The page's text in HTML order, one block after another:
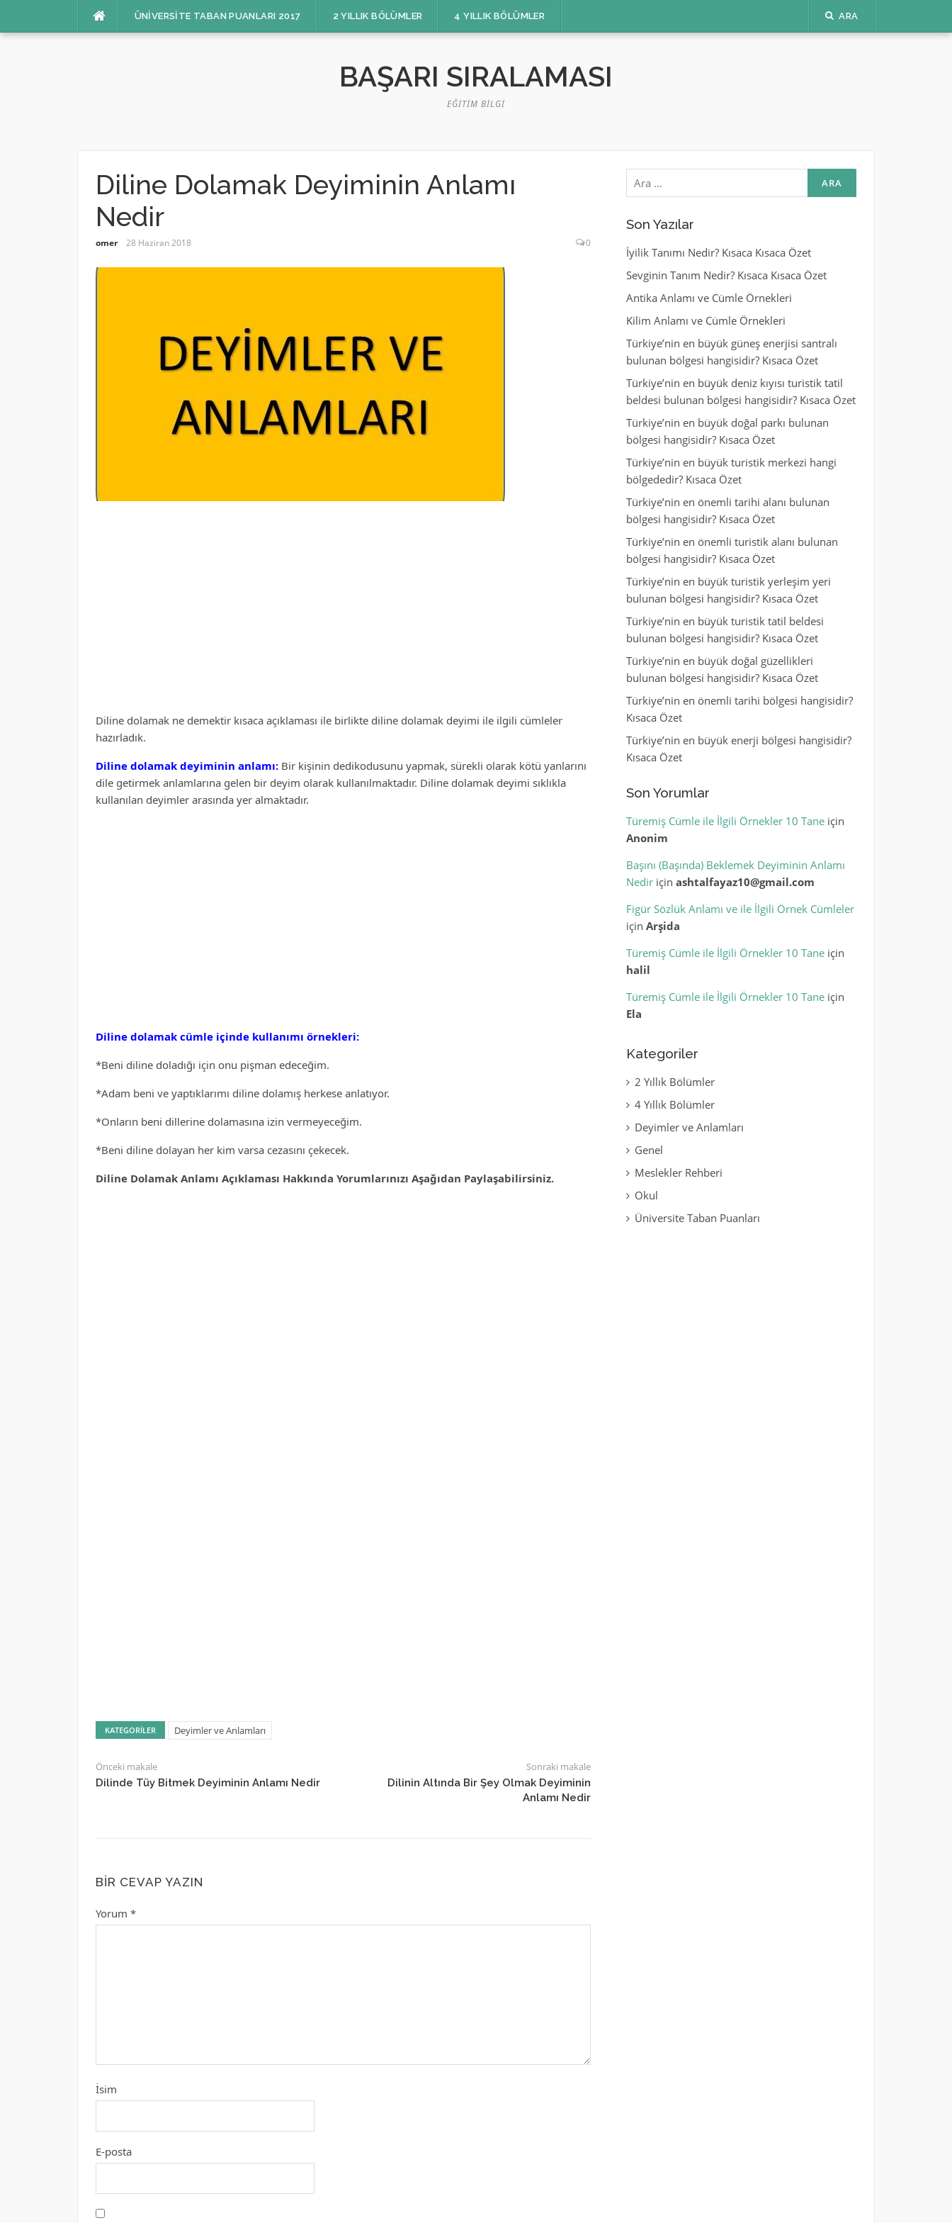
ÜNIVERSITE TABAN PUANLARI 2017 2 YILLIK BÖLÜMLER 4 YILLIK BÖLÜMLER ARA
BAŞARI SIRALAMASI
EĞITIM BILGI
Diline Dolamak Deyiminin Anlamı
Nedir
omer 28 Haziran 2018 0
Diline dolamak ne demektir kısaca açıklaması ile birlikte diline dolamak deyimi ile ilgili cümleler
hazırladık.
Diline dolamak deyiminin anlamı: Bir kişinin dedikodusunu yapmak, sürekli olarak kötü yanlarını
dile getirmek anlamlarına gelen bir deyim olarak kullanılmaktadır. Diline dolamak deyimi sıklıkla
kullanılan deyimler arasında yer almaktadır.
Diline dolamak cümle içinde kullanımı örnekleri:
*Beni diline doladığı için onu pişman edeceğim.
*Adam beni ve yaptıklarımı diline dolamış herkese anlatıyor.
*Onların beni dillerine dolamasına izin vermeyeceğim.
*Beni diline dolayan her kim varsa cezasını çekecek.
Diline Dolamak Anlamı Açıklaması Hakkında Yorumlarınızı Aşağıdan Paylaşabilirsiniz.
KATEGORILER Deyimler ve Anlamları
Önceki makale
Dilinde Tüy Bitmek Deyiminin Anlamı Nedir
Sonraki makale
Dilinin Altında Bir Şey Olmak Deyiminin
Anlamı Nedir
BIR CEVAP YAZIN
Yorum *
İsim
E-posta
Arama:
Son Yazılar
İyilik Tanımı Nedir? Kısaca Kısaca Özet
Sevginin Tanım Nedir? Kısaca Kısaca Özet
Antika Anlamı ve Cümle Örnekleri
Kilim Anlamı ve Cümle Örnekleri
Türkiye’nin en büyük güneş enerjisi santralı
bulunan bölgesi hangisidir? Kısaca Özet
Türkiye’nin en büyük deniz kıyısı turistik tatil
beldesi bulunan bölgesi hangisidir? Kısaca Özet
Türkiye’nin en büyük doğal parkı bulunan
bölgesi hangisidir? Kısaca Özet
Türkiye’nin en büyük turistik merkezi hangi
bölgededir? Kısaca Özet
Türkiye’nin en önemli tarihi alanı bulunan
bölgesi hangisidir? Kısaca Özet
Türkiye’nin en önemli turistik alanı bulunan
bölgesi hangisidir? Kısaca Özet
Türkiye’nin en büyük turistik yerleşim yeri
bulunan bölgesi hangisidir? Kısaca Özet
Türkiye’nin en büyük turistik tatil beldesi
bulunan bölgesi hangisidir? Kısaca Özet
Türkiye’nin en büyük doğal güzellikleri
bulunan bölgesi hangisidir? Kısaca Özet
Türkiye’nin en önemli tarihi bölgesi hangisidir?
Kısaca Özet
Türkiye’nin en büyük enerji bölgesi hangisidir?
Kısaca Özet
Son Yorumlar
Türemiş Cümle ile İlgili Örnekler 10 Taneiçin
Anonim
Başını (Başında) Beklemek Deyiminin Anlamı
Nediriçin ashtalfayaz10@gmail.com
Figür Sözlük Anlamı ve ile İlgili Örnek Cümleler
için Arşida
Türemiş Cümle ile İlgili Örnekler 10 Taneiçin
halil
Türemiş Cümle ile İlgili Örnekler 10 Taneiçin
Ela
Kategoriler
2 Yıllık Bölümler
4 Yıllık Bölümler
Deyimler ve Anlamları
Genel
Meslekler Rehberi
Okul
Üniversite Taban Puanları